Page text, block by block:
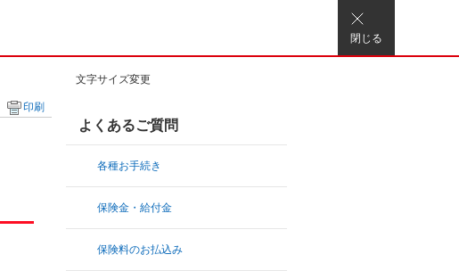
閉じる
文字サイズ変更
よくあるご質問
各種お手続き
保険金・給付金
保険料のお払込み
印刷